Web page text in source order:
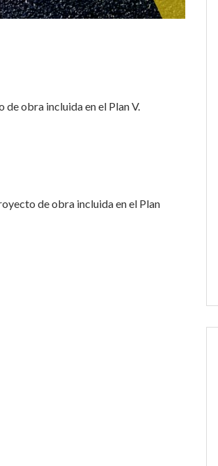
obra incluida en el Plan V.
de obra incluida en el Plan